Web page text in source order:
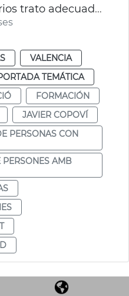
Formación funcionarios trato adecuado para discapacidad en emergencias
VALENCIA
TEMÁTICA
FORMACIÓN
JAVIER COPOVÍ
PERSONAS CON
PERSONES AMB